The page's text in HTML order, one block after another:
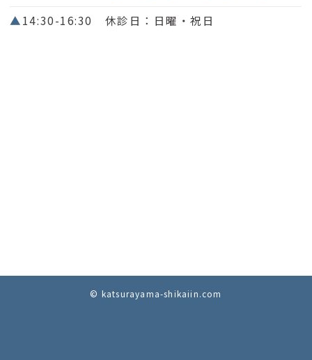
▲14:30-16:30 休診日：日曜・祝日
© katsurayama-shikaiin.com